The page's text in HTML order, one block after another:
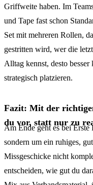
Griffweite haben. Im
und Tape fast schon
Set mit mehreren Rollen,
gestritten wird, wer die
Alltag kennst, desto
strategisch platzieren.
Fazit: Mit der
du vor, statt nur zu
Am Ende geht es bei
sondern um ein ruhiges,
Missgeschicke nicht
entscheiden, wie gut du